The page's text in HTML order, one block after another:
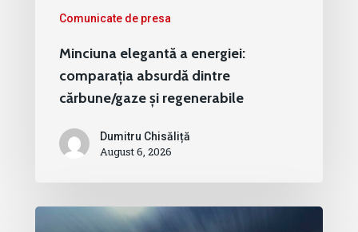
Comunicate de presa
Minciuna elegantă a energiei:
comparația absurdă dintre
cărbune/gaze și regenerabile
Dumitru Chisăliță
August 6, 2026